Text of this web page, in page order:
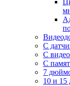
С
С
C
7
10 и